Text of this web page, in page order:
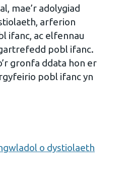
mae’r adolygiad
arferion
ifanc, ac elfennau
pobl ifanc.
gronfa ddata hon er
pobl ifanc yn
o dystiolaeth